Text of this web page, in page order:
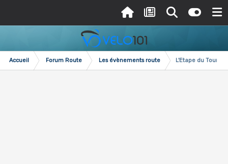
Accueil Forum Route Les évènements route L'Etape du Tour ...